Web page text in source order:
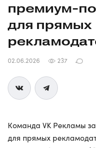
премиум-
для прямых
02.06.2026 237
Команда VK Рекламы
для прямых